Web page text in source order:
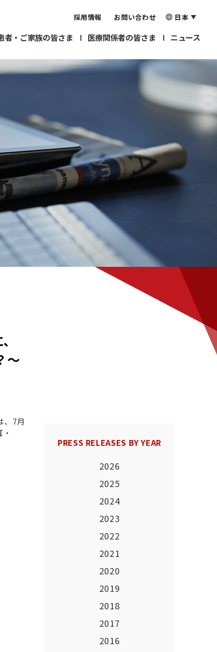
採用情報 お問い合わせ 日本
者・ご家族の皆さま 医療関係者の皆さま ニュース
〜
、7月
PRESS RELEASES BY YEAR
2026
2025
2024
2023
2022
2021
2020
2019
2018
2017
2016